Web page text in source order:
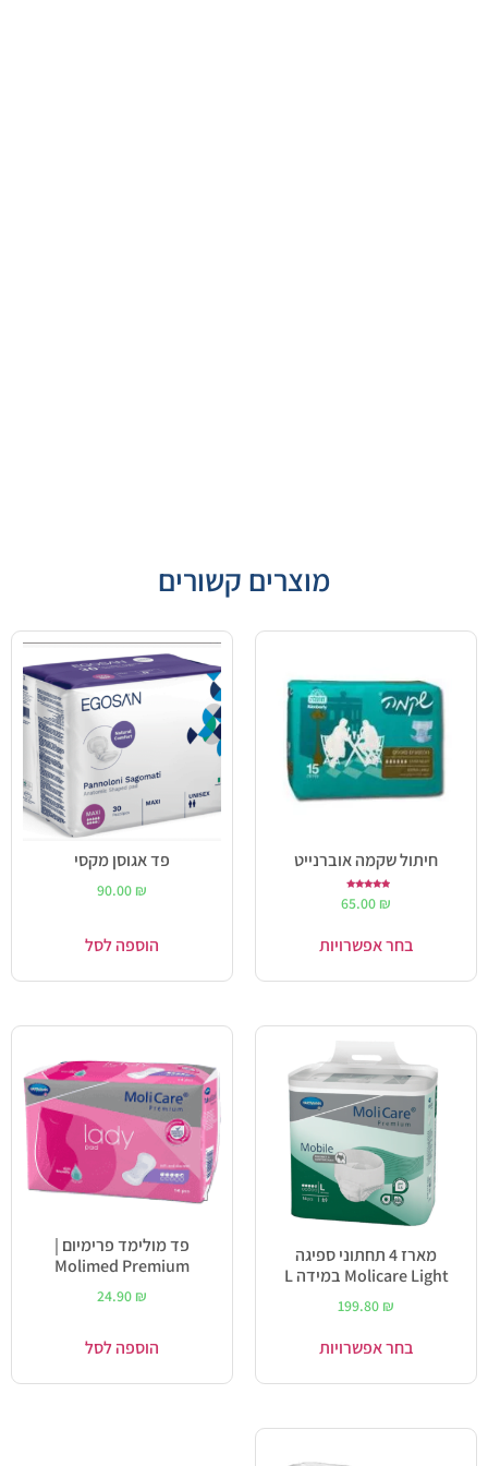
מוצרים קשורים
חיתול שקמה אוברנייט
5.00
65.00 ₪
בחר אפשרויות
פד אגוסן מקסי
90.00 ₪
הוספה לסל
מארז 4 תחתוני ספיגה
Molicare Light במידה L
199.80 ₪
בחר אפשרויות
פד מולימד פרימיום |
Molimed Premium
24.90 ₪
הוספה לסל